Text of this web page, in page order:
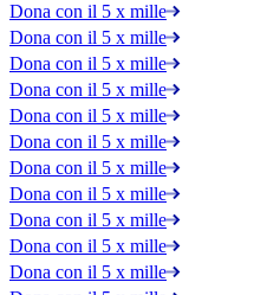
Dona con il 5 x mille
Dona con il 5 x mille
Dona con il 5 x mille
Dona con il 5 x mille
Dona con il 5 x mille
Dona con il 5 x mille
Dona con il 5 x mille
Dona con il 5 x mille
Dona con il 5 x mille
Dona con il 5 x mille
Dona con il 5 x mille